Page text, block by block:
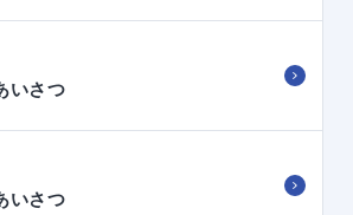
いさつ
いさつ